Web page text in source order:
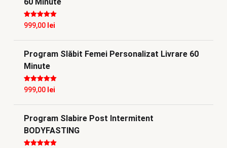
Evaluat la5
din 5
999,00 lei
Program Slăbit Femei Personalizat Livrare 60
Minute
Evaluat la5
din 5
999,00 lei
Program Slabire Post Intermitent
BODYFASTING